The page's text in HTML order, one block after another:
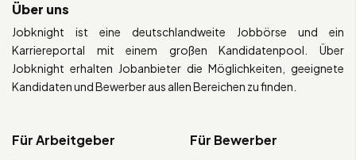
Über uns
Jobknight ist eine deutschlandweite Jobbörse und ein
Karriereportal mit einem großen Kandidatenpool. Über
Jobknight erhalten Jobanbieter die Möglichkeiten, geeignete
Kandidaten und Bewerber aus allen Bereichen zu finden.
Für Arbeitgeber Für Bewerber